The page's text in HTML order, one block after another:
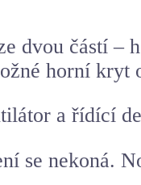
dvou částí –
horní kryt
a řídící
se nekoná.